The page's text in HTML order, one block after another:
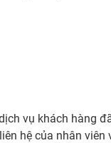
vụ khách hàng
hệ của nhân